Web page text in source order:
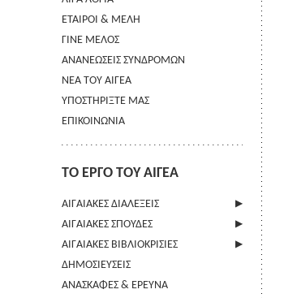
ΕΤΑΙΡΟΙ & ΜΕΛΗ
ΓΙΝΕ ΜΕΛΟΣ
ΑΝΑΝΕΩΣΕΙΣ ΣΥΝΔΡΟΜΩΝ
ΝΕΑ ΤΟΥ ΑΙΓΕΑ
ΥΠΟΣΤΗΡΙΞΤΕ ΜΑΣ
ΕΠΙΚΟΙΝΩΝΙΑ
ΤΟ ΕΡΓΟ ΤΟΥ ΑΙΓΕΑ
ΑΙΓΑΙΑΚΕΣ ΔΙΑΛΕΞΕΙΣ
ΠΛΗΡΟΦΟΡΙΕΣ
ΑΙΓΑΙΑΚΕΣ ΣΠΟΥΔΕΣ
ΠΛΗΡΟΦΟΡΙΕΣ
ΟΔΗΓΙΕΣ ΠΡΟΣ ΣΥΓΓΡΑΦΕΙΣ
ΟΡΟΙ ΧΡΗΣΗΣ
ΑΙΓΑΙΑΚΕΣ ΒΙΒΛΙΟΚΡΙΣΙΕΣ
ΠΛΗΡΟΦΟΡΙΕΣ
ΔΗΜΟΣΙΕΥΣΕΙΣ
ΑΝΑΣΚΑΦΕΣ & ΕΡΕΥΝΑ